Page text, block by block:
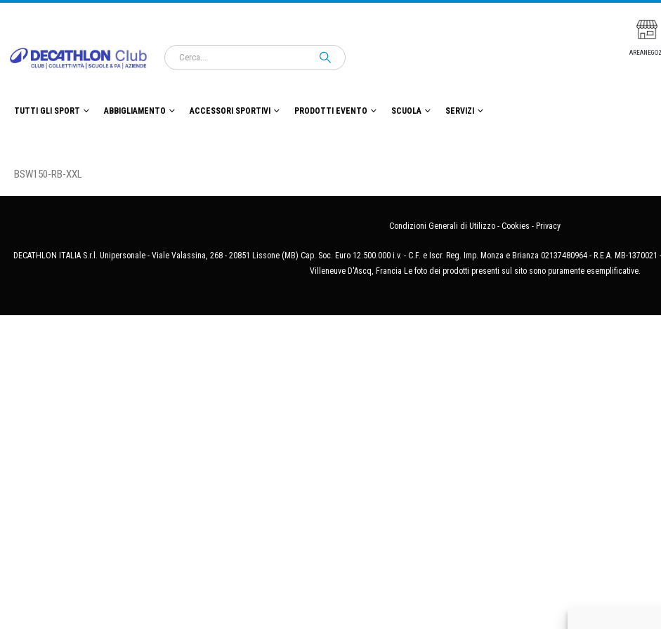
AREANEGOZI
TUTTI GLI SPORT ABBIGLIAMENTO ACCESSORI SPORTIVI PRODOTTI EVENTO SCUOLA SERVIZI
BSW150-RB-XXL
Condizioni Generali di Utilizzo - Cookies - Privacy
DECATHLON ITALIA S.r.l. Unipersonale - Viale Valassina, 268 - 20851 Lissone (MB) Cap. Soc. Euro 12.500.000 i.v. - C.F. e Iscr. Reg. Imp. Monza e Brianza 02137480964 - R.E.A. MB-
Villeneuve D'Ascq, Francia Le foto dei prodotti presenti sul sito sono puramente esemplificative.